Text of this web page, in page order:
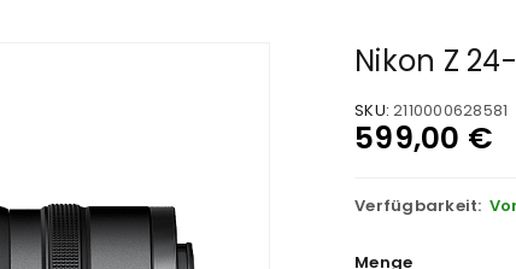
Nikon Z
SKU: 2110000628581
599,00 €
Verfügbarkeit:
Menge